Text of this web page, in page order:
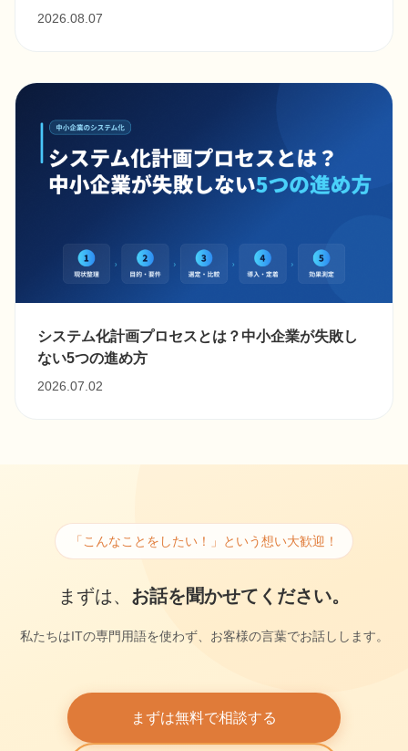
2026.08.07
システム化計画プロセスとは？中小企業が失敗し
ない5つの進め方
2026.07.02
「こんなことをしたい！」という想い大歓迎！
まずは、 お話を聞かせてください。
私たちはITの専門用語を使わず、お客様の言葉でお話しします。
まずは無料で相談する